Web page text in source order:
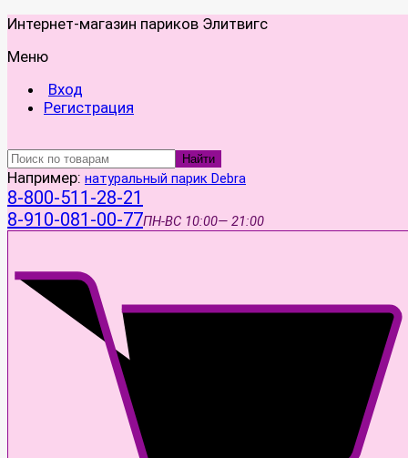
Интернет-магазин париков Элитвигс
Меню
Вход
Регистрация
Найти
Например: натуральный парик Debra
8-800-511-28-21
8-910-081-00-77ПН-ВС 10:00— 21:00